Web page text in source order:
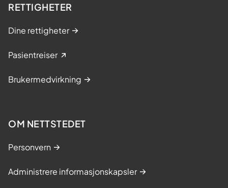
RETTIGHETER
Dine rettigheter
Pasientreiser
Brukermedvirkning
OM NETTSTEDET
Personvern
Administrere informasjonskapsler